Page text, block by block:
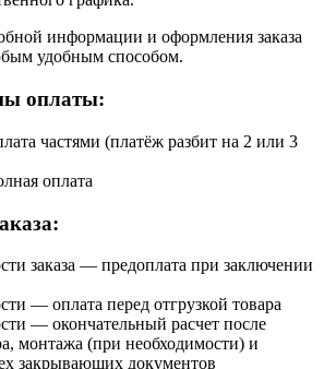
информации и оформления заказа
удобным способом.
оплаты:
частями (платёж разбит на 2 или 3
оплата
заказа — предоплата при заключении
— оплата перед отгрузкой товара
— окончательный расчет после
монтажа (при необходимости) и
закрывающих документов